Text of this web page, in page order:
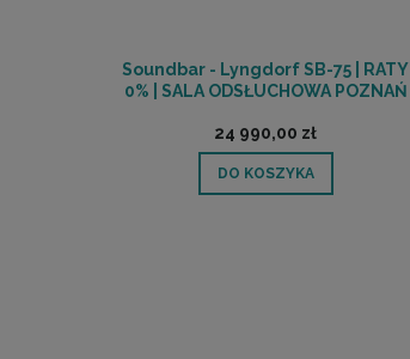
Soundbar - Lyngdorf SB-75 | RATY
0% | SALA ODSŁUCHOWA POZNAŃ
24 990,00 zł
DO KOSZYKA